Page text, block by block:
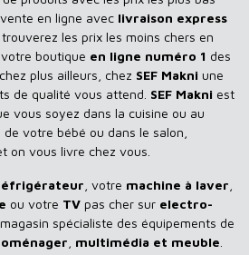
vente en ligne avec livraison express
les prix les moins chers en
, votre boutique en ligne numéro 1 des
plus ailleurs, chez SEF Makni une
de qualité vous attend. SEF Makni est
vous soyez dans la cuisine ou au
votre bébé ou dans le salon,
on vous livre chez vous.
, votre machine à laver
ou votre TV pas cher sur electro-
spécialiste des équipements de
multimédia et meuble